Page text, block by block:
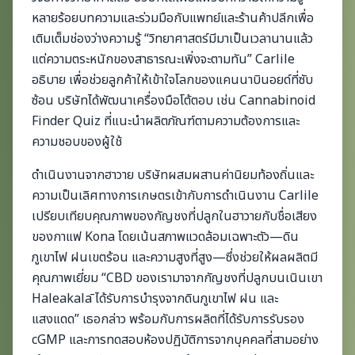
หลายร้อยบทความและร่วมมือกับแพทย์และร้านค้าปลีกเพื่อ
เติมเต็มช่องว่างความรู้ “วิทยาศาสตร์มีมาเป็นเวลานานแล้ว
แต่ความตระหนักของสาธารณะเพิ่งจะตามทัน” Carlile
อธิบาย เพื่อช่วยลูกค้าให้เข้าใจโลกของแคนนาบินอยด์ที่ซับ
ซ้อน บริษัทได้พัฒนาเครื่องมือโต้ตอบ เช่น Cannabinoid
Finder Quiz ที่แนะนำผลิตภัณฑ์ตามความต้องการและ
ความชอบของผู้ใช้
ดำเนินงานจากฮาวาย บริษัทผสมผสานค่านิยมท้องถิ่นและ
ความเป็นเลิศทางการเกษตรเข้ากับการดำเนินงาน Carlile
เปรียบเทียบคุณภาพของกัญชงที่ปลูกในฮาวายกับชื่อเสียง
ของกาแฟ Kona โดยเน้นสภาพแวดล้อมเฉพาะตัว—ดิน
ภูเขาไฟ ฝนเขตร้อน และความสูงที่สูง—ซึ่งช่วยให้ผลผลิตมี
คุณภาพเยี่ยม “CBD ของเรามาจากกัญชงที่ปลูกบนเนินเขา
Haleakalā ได้รับการบำรุงจากดินภูเขาไฟ ฝน และ
แสงแดด” เธอกล่าว พร้อมกับการผลิตที่ได้รับการรับรอง
cGMP และการทดสอบห้องปฏิบัติการจากบุคคลที่สามอย่าง